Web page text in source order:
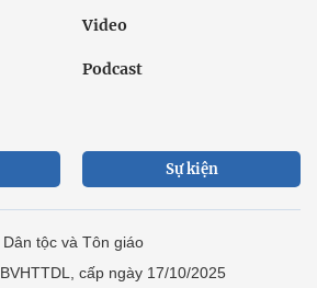
Video
Podcast
Sự kiện
tộc và Tôn giáo
cấp ngày 17/10/2025